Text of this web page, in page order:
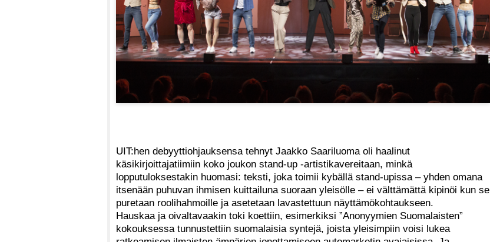
UIT:hen debyyttiohjauksensa tehnyt Jaakko Saariluoma oli haalinut
käsikirjoittajatiimiin koko joukon stand-up -artistikavereitaan, minkä
lopputuloksestakin huomasi: teksti, joka toimii kybällä stand-upissa – yhden omana
itsenään puhuvan ihmisen kuittailuna suoraan yleisölle – ei välttämättä kipinöi kun se
puretaan roolihahmoille ja asetetaan lavastettuun näyttämökohtaukseen.
Hauskaa ja oivaltavaakin toki koettiin, esimerkiksi ”Anonyymien Suomalaisten”
kokouksessa tunnustettiin suomalaisia syntejä, joista yleisimpiin voisi lukea